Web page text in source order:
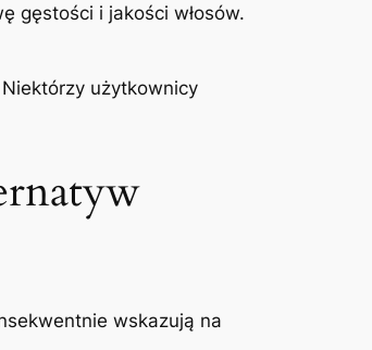
gęstości i jakości włosów.
użytkownicy
wskazują na